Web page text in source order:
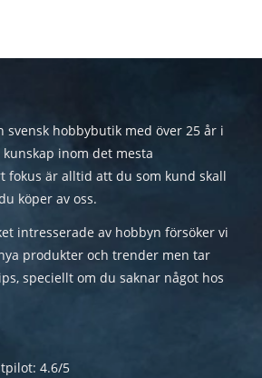
svensk hobbybutik med över 25 år i
inom det mesta
fokus är alltid att du som kund skall
köper av oss.
intresserade av hobbyn försöker vi
produkter och trender men tar
speciellt om du saknar något hos
4.6/5